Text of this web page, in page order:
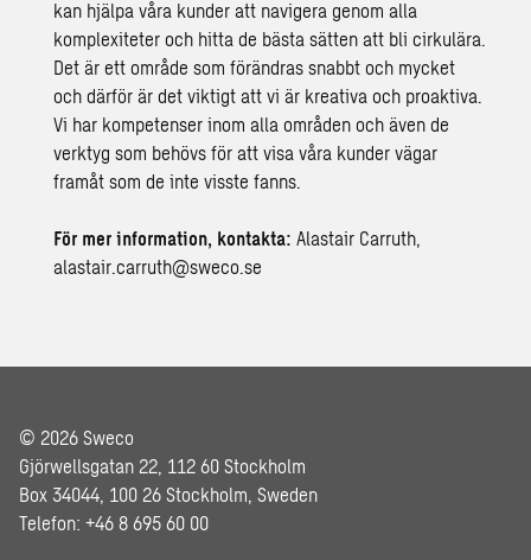
kan hjälpa våra kunder att navigera genom alla
komplexiteter och hitta de bästa sätten att bli cirkulära.
Det är ett område som förändras snabbt och mycket
och därför är det viktigt att vi är kreativa och proaktiva.
Vi har kompetenser inom alla områden och även de
verktyg som behövs för att visa våra kunder vägar
framåt som de inte visste fanns.
För mer information, kontakta: Alastair Carruth,
alastair.carruth@sweco.se
© 2026 Sweco
Gjörwellsgatan 22, 112 60 Stockholm
Box 34044, 100 26 Stockholm, Sweden
Telefon: +46 8 695 60 00